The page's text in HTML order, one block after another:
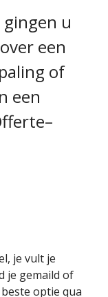
u
een
of
een
je vult je
je gemaild of
optie qua